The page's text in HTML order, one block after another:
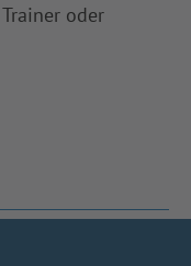
oder